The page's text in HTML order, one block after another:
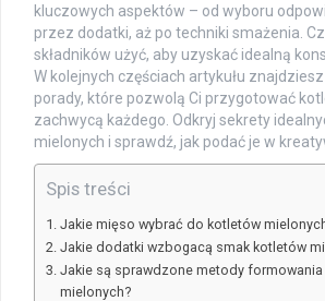
kluczowych aspektów – od wyboru
przez dodatki, aż po techniki smażenia.
składników użyć, aby uzyskać idealną
W kolejnych częściach artykułu
porady, które pozwolą Ci przygotować
zachwycą każdego. Odkryj sekrety
mielonych i sprawdź, jak podać je w
Spis treści
Jakie mięso wybrać do kotletów
Jakie dodatki wzbogacą smak kotletów
Jakie są sprawdzone metody
mielonych?